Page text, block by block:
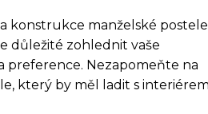
konstrukce manželské
důležité zohlednit vaše
preference. Nezapomeňte na
který by měl ladit s